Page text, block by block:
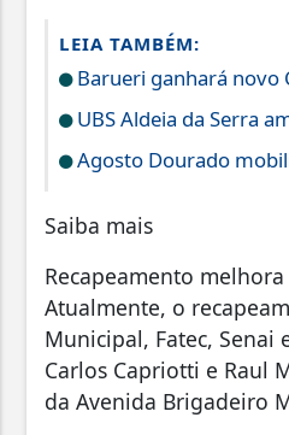
LEIA TAMBÉM:
Barueri ganhará novo
UBS Aldeia da Serra
Agosto Dourado
Saiba mais
Recapeamento
Atualmente, o
Municipal, Fatec, Senai
Carlos Capriotti e Raul
da Avenida Brigadeiro